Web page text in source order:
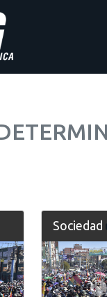
Sociedad